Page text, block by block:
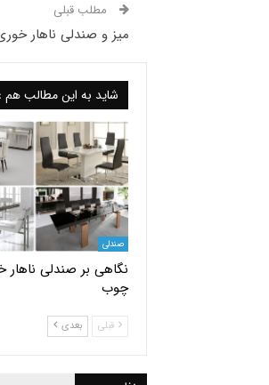
مطلب قبلی
میز و صندلی ناهار
شاید به این مطالب هم
صندلی
نگاهی بر صندلی ناهار
چوب
قبلی بعدی